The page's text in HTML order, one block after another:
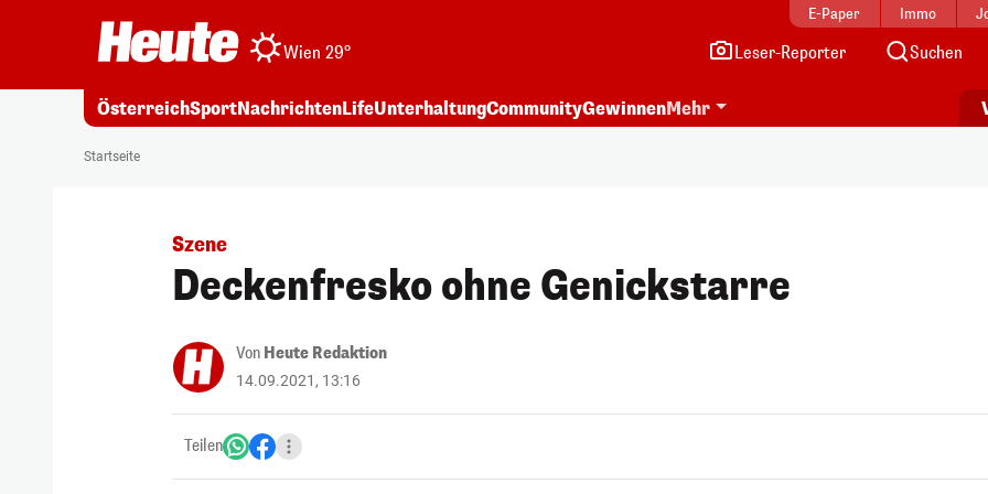
E-Paper Immo
Wien 29° Leser-Reporter Suchen
ÖsterreichSportNachrichtenLifeUnterhaltungCommunityGewinnenMehr
Startseite
Szene
Deckenfresko ohne Genickstarre
Von Heute Redaktion
14.09.2021, 13:16
Teilen